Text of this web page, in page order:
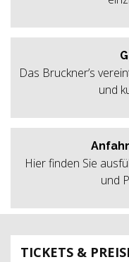
TICKETS &
Das Bruckner’s
und
Hier finden Sie
und